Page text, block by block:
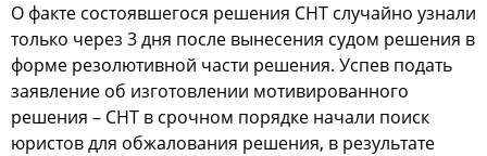
О факте состоявшегося решения СНТ случайно узнали
только через 3 дня после вынесения судом решения в
форме резолютивной части решения. Успев подать
заявление об изготовлении мотивированного
решения – СНТ в срочном порядке начали поиск
юристов для обжалования решения, в результате